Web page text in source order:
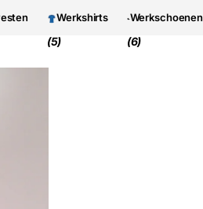
Werkshirts
(5)
Werkschoenen
(6)